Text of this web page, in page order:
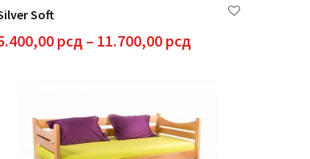
Soft
рсд – 11.700,00 рсдRaspon
11.700,00 рсд